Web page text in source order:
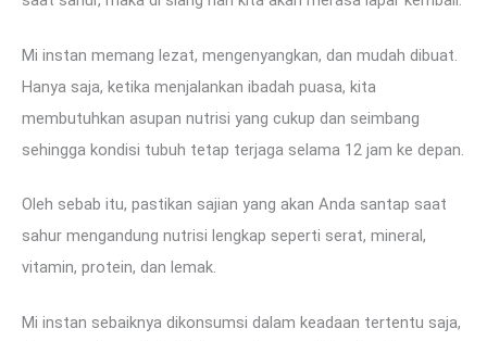
Mi instan memang lezat, mengenyangkan, dan mudah dibuat.
Hanya saja, ketika menjalankan ibadah puasa, kita
membutuhkan asupan nutrisi yang cukup dan seimbang
sehingga kondisi tubuh tetap terjaga selama 12 jam ke depan.
Oleh sebab itu, pastikan sajian yang akan Anda santap saat
sahur mengandung nutrisi lengkap seperti serat, mineral,
vitamin, protein, dan lemak.
Mi instan sebaiknya dikonsumsi dalam keadaan tertentu saja,